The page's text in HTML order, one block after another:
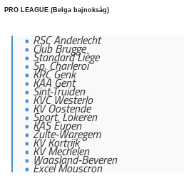
PRO LEAGUE (Belga bajnokság)
RSC Anderlecht
Club Brugge
Standard Liège
Sp. Charleroi
KRC Genk
KAA Gent
Sint-Truiden
KVC Westerlo
KV Oostende
Sport. Lokeren
KAS Eupen
Zulte-Waregem
KV Kortrijk
KV Mechelen
Waasland-Beveren
Excel Mouscron